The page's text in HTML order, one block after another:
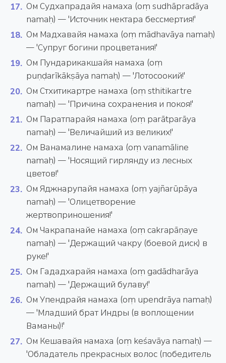
Ом Судхапрадайя намаха (oṃ sudhāpradāya
namaḥ) — 'Источник нектара бессмертия!'
Ом Мадхавайя намаха (oṃ mādhavāya namaḥ)
— 'Супруг богини процветания!'
Ом Пундарикакшайя намаха (oṃ
puṇḍarīkākṣāya namaḥ) — 'Лотосоокий!'
Ом Стхитикартре намаха (oṃ sthitikartre
namaḥ) — 'Причина сохранения и покоя!'
Ом Паратпарайя намаха (oṃ parātparāya
namaḥ) — 'Величайший из великих!'
Ом Ванамалине намаха (oṃ vanamāline
namaḥ) — 'Носящий гирлянду из лесных
цветов!'
Ом Яджнарупайя намаха (oṃ yajñarūpāya
namaḥ) — 'Олицетворение
жертвоприношения!'
Ом Чакрапанайе намаха (oṃ cakrapāṇaye
namaḥ) — 'Держащий чакру (боевой диск) в
руке!'
Ом Гададхарайя намаха (oṃ gadādharāya
namaḥ) — 'Держащий булаву!'
Ом Упендрайя намаха (oṃ upendrāya namaḥ)
— 'Младший брат Индры (в воплощении
Ваманы)!'
Ом Кешавайя намаха (oṃ keśavāya namaḥ) —
'Обладатель прекрасных волос (победитель